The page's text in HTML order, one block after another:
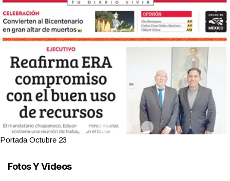
Portada Octubre 23
Fotos Y Videos